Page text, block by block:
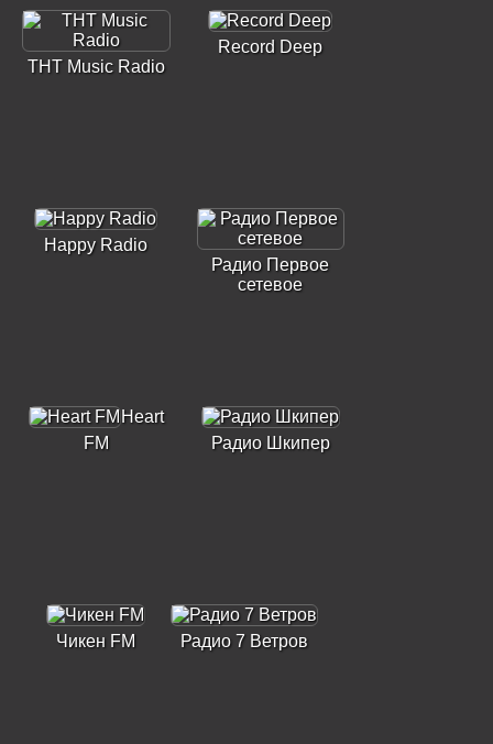
ТНТ Music Radio
Record Deep
Happy Radio
Радио Первое
сетевое
Heart
FM
Радио Шкипер
Чикен FM Радио 7 Ветров